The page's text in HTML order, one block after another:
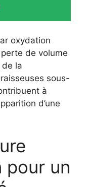
oxydation
de volume
la
sous-
à
d’une
pour un